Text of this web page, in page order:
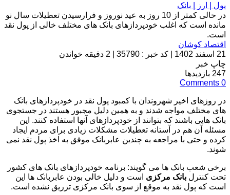
پول | ارز | بانک
در حالی کمتر از 10 روز به عید نوروز و فرارسیدن تعطیلات سال نو
مانده است که اغلب خودپردازهای بانک های مختلف خالی از پول نقد
است.
اقتصاد کوشان
21 اسفند 1402
کد خبر : 35790
2 دقیقه خواندن
چاپ خبر
247 بازدیدها
0
Comments
در روزهای اخیر شهروندان با کمبود پول نقد در خودپردازهای بانک
های مختلف مواجه شدند و به همین دلیل مجبور هستند در جستجوی
بانک هایی باشند که بتوانند از خودپردازهای آنها استفاده کنند. این
مسئله آن هم در آستانه تعطیلات مشکلات زیادی برای مردم ایجاد
کرده و حتی با مراجعه به چندین عابربانک موفق به اخذ پول نقد نمی
شوند.
برخی شعب بانک ها می گویند: برنامه خودپردازهای بانک های کشور
تحت کنترل بانک مرکزی است و دلیل خالی بودن عابربانک ها این
است که پول نقد به موقع از سوی بانک مرکزی تزریق نشده است.